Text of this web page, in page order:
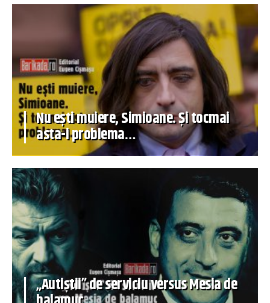
Nu ești muiere, Simioane. Și tocmai
asta-i problema…
„Autiștii” de serviciu versus Mesia de